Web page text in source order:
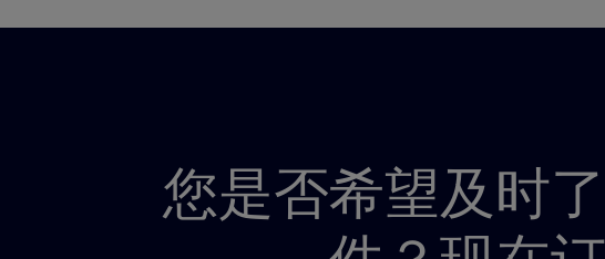
您是否希望及时